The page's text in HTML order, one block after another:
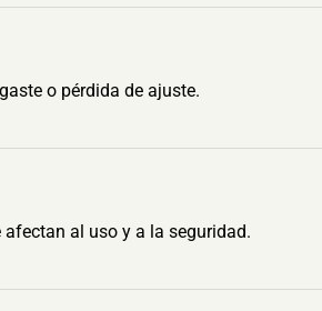
o pérdida de ajuste.
al uso y a la seguridad.